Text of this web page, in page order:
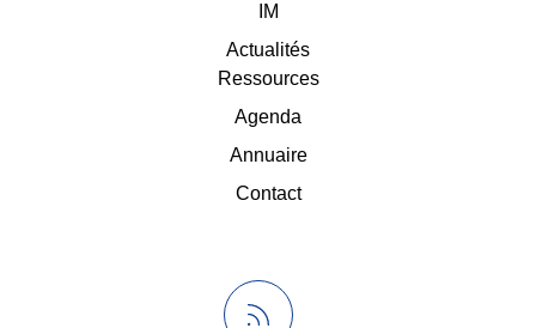
IM
Actualités
Ressources
Agenda
Annuaire
Contact